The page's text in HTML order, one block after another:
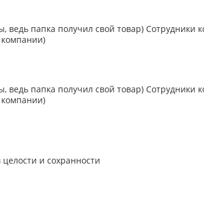
ведь папка получил свой товар) Сотрудники
ведь папка получил свой товар) Сотрудники
и сохранности